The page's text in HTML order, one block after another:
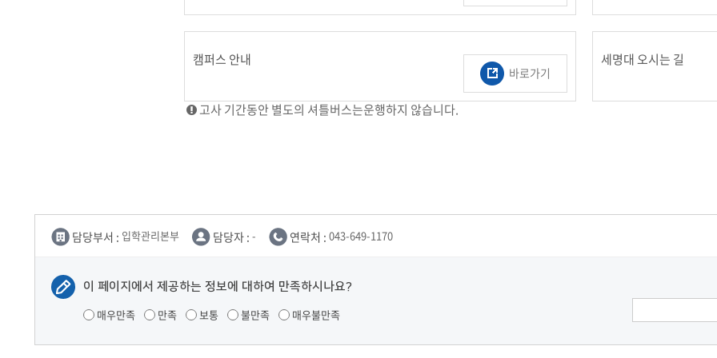
캠퍼스 안내
바로가기
세명대 오시는 길
고사 기간동안 별도의 셔틀버스는운행하지 않습니다.
담당부서 : 입학관리본부 담당자 : - 연락처 : 043-649-1170
이 페이지에서 제공하는 정보에 대하여 만족하시나요?
매우만족 만족 보통 불만족 매우불만족